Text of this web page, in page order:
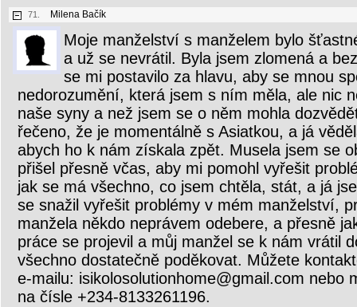
71. Milena Bačík
Moje manželství s manželem bylo
a už se nevrátil. Byla jsem zlomená a
se mi postavilo za hlavu, aby se mnou
nedorozumění, která jsem s ním měla, ale nic
naše syny a než jsem se o něm mohla
řečeno, že je momentálně s Asiatkou, a já
abych ho k nám získala zpět. Musela jsem se
přišel přesně včas, aby mi pomohl vyřešit
jak se má všechno, co jsem chtěla, stát, a já
se snažil vyřešit problémy v mém manželství,
manžela někdo neprávem odebere, a přesně
práce se projevil a můj manžel se k nám vrátil
všechno dostatečně poděkovat. Můžete
e-mailu: isikolosolutionhome@gmail.com nebo
na čísle +234-8133261196.